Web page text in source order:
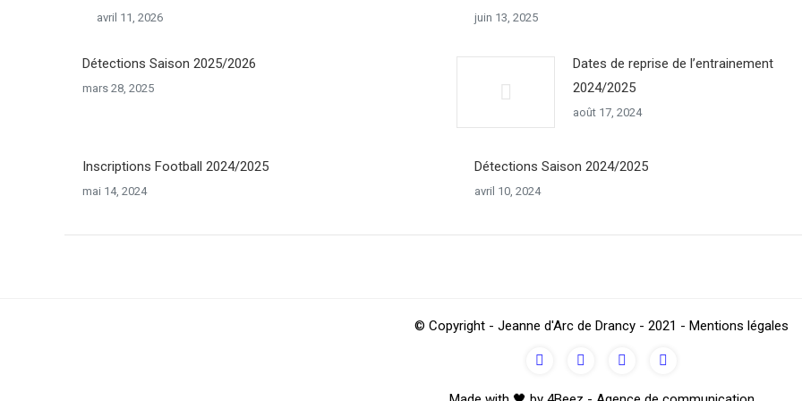
avril 11, 2026 juin 13, 2025
Détections Saison 2025/2026
mars 28, 2025
Dates de reprise de l’entrainement
2024/2025
août 17, 2024
Inscriptions Football 2024/2025
mai 14, 2024
Détections Saison 2024/2025
avril 10, 2024
© Copyright - Jeanne d'Arc de Drancy - 2021 - Mentions légales